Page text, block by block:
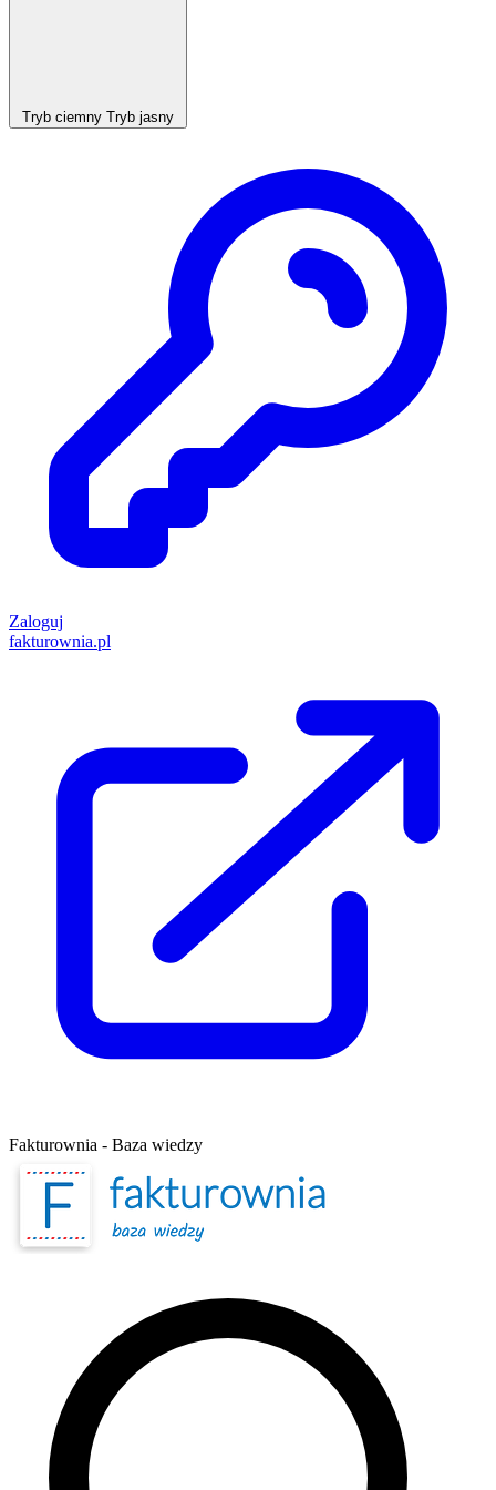
Tryb ciemny Tryb jasny
Zaloguj
fakturownia.pl
Fakturownia - Baza wiedzy